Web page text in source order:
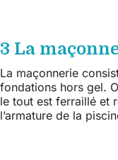
3 La
La maçonnerie
fondations hors gel.
le tout est ferraillé et
l’armature de la